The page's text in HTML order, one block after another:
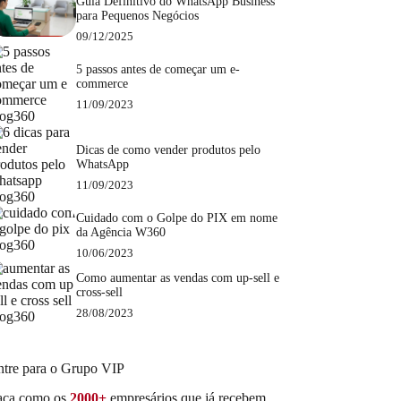
para Pequenos Negócios
09/12/2025
5 passos antes de começar um e-
commerce
11/09/2023
Dicas de como vender produtos pelo
WhatsApp
11/09/2023
Cuidado com o Golpe do PIX em nome
da Agência W360
10/06/2023
Como aumentar as vendas com up-sell e
cross-sell
28/08/2023
para o Grupo VIP
como os 2000+ empresários que já recebem